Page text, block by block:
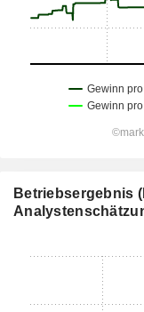
Betriebsergebnis